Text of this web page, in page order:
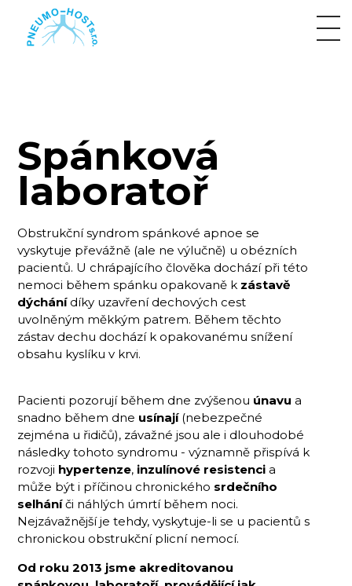
Spánková
laboratoř
Obstrukční syndrom spánkové apnoe se
vyskytuje převážně (ale ne výlučně) u obézních
pacientů. U chrápajícího člověka dochází při této
nemoci během spánku opakovaně k zástavě
dýchánídíky uzavření dechových cest
uvolněným měkkým patrem. Během těchto
zástav dechu dochází k opakovanému snížení
obsahu kyslíku v krvi.
Pacienti pozorují během dne zvýšenou únavu a
snadno během dne usínají(nebezpečné
zejména u řidičů), závažné jsou ale i dlouhodobé
následky tohoto syndromu - významně přispívá k
rozvoji hypertenze, inzulínové resistenci a
může být i příčinou chronického srdečního
selháníči náhlých úmrtí během noci.
Nejzávažnější je tehdy, vyskytuje-li se u pacientů s
chronickou obstrukční plicní nemocí.
Od roku 2013 jsme akreditovanou